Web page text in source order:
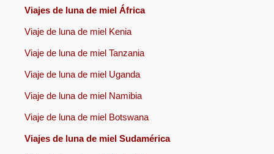
Viajes de luna de miel África
Viaje de luna de miel Kenia
Viaje de luna de miel Tanzania
Viaje de luna de miel Uganda
Viaje de luna de miel Namibia
Viaje de luna de miel Botswana
Viajes de luna de miel Sudamérica